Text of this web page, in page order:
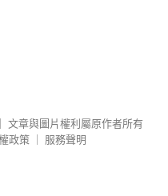
文章與圖片權利屬原作者所有
政策
服務聲明